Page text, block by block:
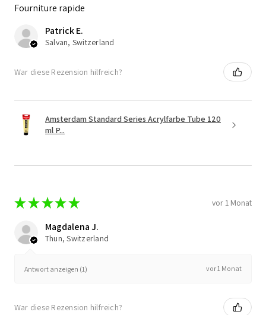
Fourniture rapide
Patrick E.
Salvan, Switzerland
War diese Rezension hilfreich?
Amsterdam Standard Series Acrylfarbe Tube 120
ml P...
★★ ★★★ vor 1 Monat
Magdalena J.
Thun, Switzerland
Antwort anzeigen (1) vor 1 Monat
War diese Rezension hilfreich?